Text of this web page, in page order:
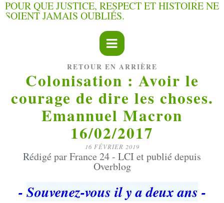
RETOUR EN ARRIÈRE
Colonisation : Avoir le
courage de dire les choses.
Emannuel Macron
16/02/2017
16 FÉVRIER 2019
Rédigé par France 24 - LCI et publié depuis
Overblog
- Souvenez-vous il y a deux ans -